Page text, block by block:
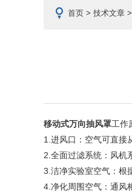
首页 > 技术文章
移动式万向抽风罩工作
1.进风口：空气可直接
2.全面过滤系统：风机
3.洁净实验室空气：根
4.净化周围空气：通风